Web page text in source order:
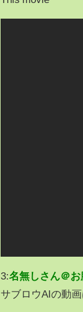
3:名無しさん＠
サブロウAIの動